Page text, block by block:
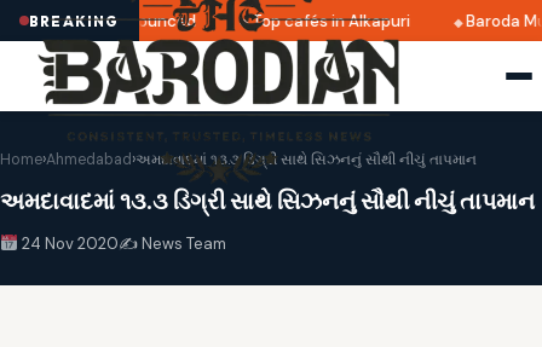
BREAKING
dates announced Top cafés in Alkapuri Baroda
Home›Ahmedabad›અમદાવાદમાં ૧૩.૩ ડિગ્રી સાથે સિઝનનું સૌથી નીચું તાપમાન
અમદાવાદમાં ૧૩.૩ ડિગ્રી સાથે સિઝનનું સૌથી નીચું તાપમાન
24 Nov 2020✍️ News Team